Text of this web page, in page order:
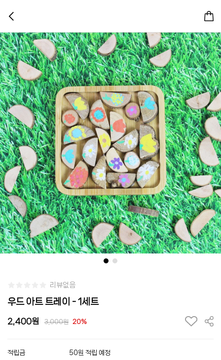
리뷰없음
우드 아트 트레이 - 1세트
2,400 3,000 20%
적립금 50원 적립 예정